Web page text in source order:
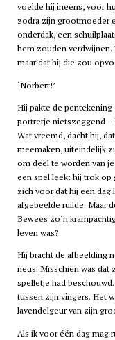
voelde hij ineens, voor
zodra zijn grootmoeder
onderdak, een
hem zouden verdwijnen.
maar dat hij die zou
‘Norbert!’
Hij pakte de
portretje nietszeggend –
Wat vreemd, dacht hij,
meemaken, uiteindelijk
om deel te worden van
een spel leek: hij trok op
zich voor dat hij een dag
afgebeelde ruilde. Maar
Bewees zo’n
leven was?
Hij bracht de afbeelding
neus. Misschien was
spelletje had
tussen zijn vingers. Het
lavendelgeur van zijn
Als ik voor één dag mag